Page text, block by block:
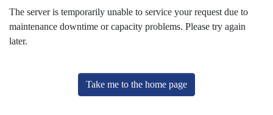
The server is temporarily unable to service your request due to
maintenance downtime or capacity problems. Please try again
later.
Take me to the home page